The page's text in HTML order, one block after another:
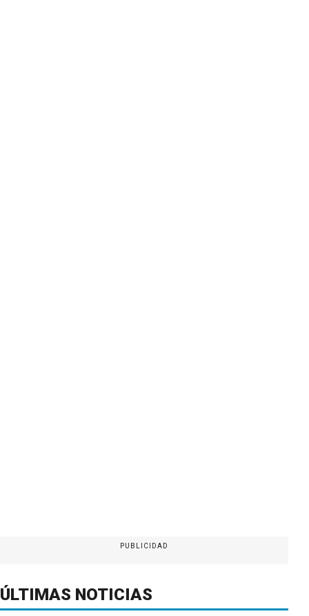
PUBLICIDAD
ÚLTIMAS NOTICIAS